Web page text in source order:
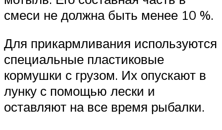
смеси не должна быть менее 10 %.
Для прикармливания используются
специальные пластиковые
кормушки с грузом. Их опускают в
лунку с помощью лески и
оставляют на все время рыбалки.